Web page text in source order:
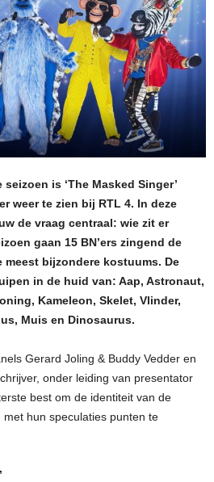
is ‘The Masked Singer’
weer te zien bij RTL 4. In deze
de vraag centraal: wie zit er
gaan 15 BN’ers zingend de
meest bijzondere kostuums. De
in de huid van: Aap, Astronaut,
Kameleon, Skelet, Vlinder,
Muis en Dinosaurus.
Gerard Joling & Buddy Vedder en
onder leiding van presentator
best om de identiteit van de
hun speculaties punten te